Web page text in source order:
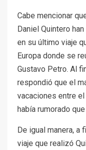
Cabe mencionar
Daniel Quintero
en su último viaje
Europa donde se
Gustavo Petro. Al
respondió que el
vacaciones entre
había rumorado
De igual manera, a
viaje que realizó